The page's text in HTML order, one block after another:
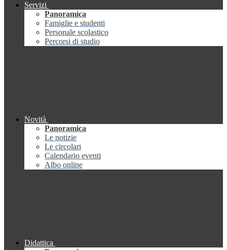
Servizi
Panoramica
Famiglie e studenti
Personale scolastico
Percorsi di studio
Novità
Panoramica
Le notizie
Le circolari
Calendario eventi
Albo online
Didattica